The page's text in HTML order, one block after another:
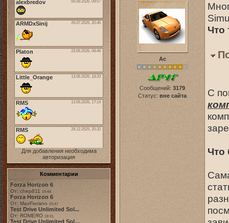
Для добавления необходима
авторизация
Комментарии
Forza Horizon 6
От: chep811 19:48
Forza Horizon 6
От: MaxFiorano 23:47
Test Drive Unlimited Sol...
От: ROMERO 18:31
Test Drive Unlimited Sol...
Ас
Сообщений: 3179
Статус: вне сайта
Что
С
Что